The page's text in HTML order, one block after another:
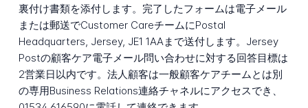
裏付け書類を添付します。完了したフォームは電子メール
または郵送でCustomer CareチームにPostal
Headquarters, Jersey, JE1 1AAまで送付します。Jersey
Postの顧客ケア電子メール問い合わせに対する回答目標は
2営業日以内です。法人顧客は一般顧客ケアチームとは別
の専用Business Relations連絡チャネルにアクセスでき、